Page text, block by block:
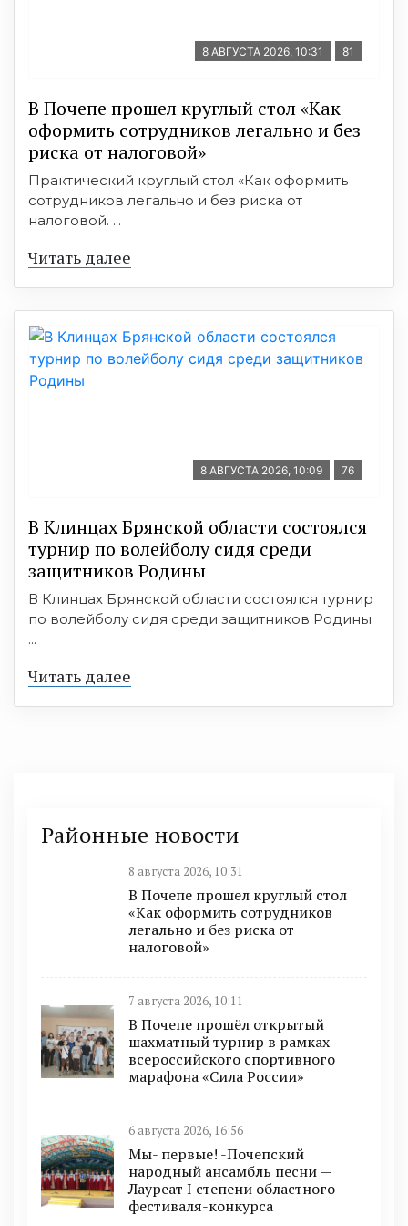
8 АВГУСТА 2026, 10:31 81
В Почепе прошел круглый стол «Как
оформить сотрудников легально и без
риска от налоговой»
Практический круглый стол «Как оформить
сотрудников легально и без риска от
налоговой. ...
Читать далее
8 АВГУСТА 2026, 10:09 76
В Клинцах Брянской области состоялся
турнир по волейболу сидя среди
защитников Родины
В Клинцах Брянской области состоялся турнир
по волейболу сидя среди защитников Родины
...
Читать далее
Районные новости
8 августа 2026, 10:31
В Почепе прошел круглый стол
«Как оформить сотрудников
легально и без риска от
налоговой»
7 августа 2026, 10:11
В Почепе прошёл открытый
шахматный турнир в рамках
всероссийского спортивного
марафона «Сила России»
6 августа 2026, 16:56
Мы- первые! -Почепский
народный ансамбль песни —
Лауреат I степени областного
фестиваля-конкурса